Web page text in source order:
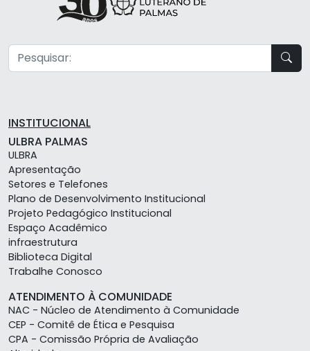
INSTITUCIONAL
ULBRA PALMAS
ULBRA
Apresentação
Setores e Telefones
Plano de Desenvolvimento Institucional
Projeto Pedagógico Institucional
Espaço Acadêmico
infraestrutura
Biblioteca Digital
Trabalhe Conosco
ATENDIMENTO À COMUNIDADE
NAC - Núcleo de Atendimento à Comunidade
CEP - Comitê de Ética e Pesquisa
CPA - Comissão Própria de Avaliação